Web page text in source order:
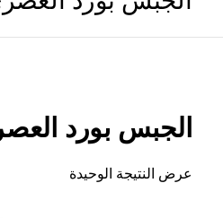
الجبس بورد
عرض النتيجة الوحيدة